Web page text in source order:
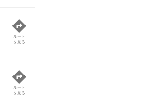
ルート
を見る
ルート
を見る